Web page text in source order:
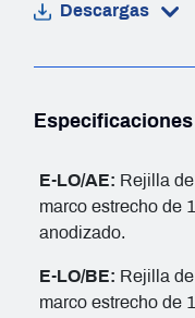
Descargas
E-LO/AE: Rejilla
marco estrecho de
anodizado.
E-LO/BE: Rejilla
marco estrecho de